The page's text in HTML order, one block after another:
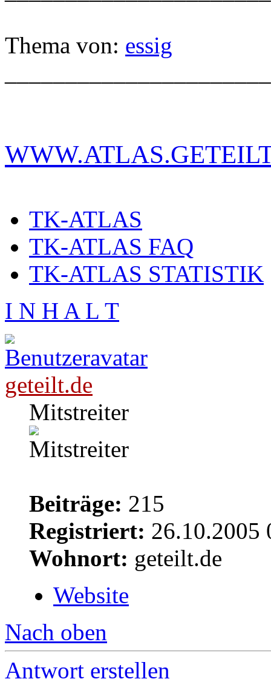
Thema von: essig
TK-ATLAS
TK-ATLAS FAQ
TK-ATLAS STATISTIK
I N H A L T
geteilt.de
Mitstreiter
Beiträge: 215
Registriert: 26.10.2005
Wohnort: geteilt.de
Website
Nach oben
Antwort erstellen